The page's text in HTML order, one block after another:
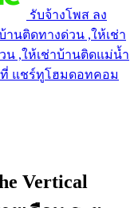
รับจ้างโพส ลง
านติดทางด่วน ,ให้เช่า
น ,ให้เช่าบ้านติดแม่น้ำ
แชร์ทูโฮมดอทคอม
Vertical